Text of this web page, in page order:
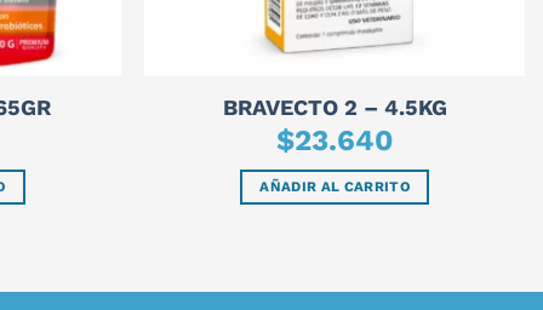
BRAVECTO 2 – 4.5KG
$23.640
AÑADIR AL CARRITO